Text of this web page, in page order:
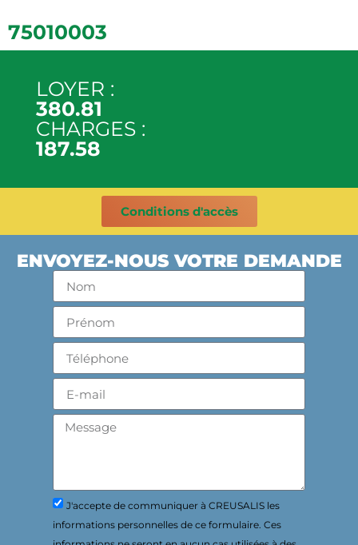
75010003
LOYER :
380.81
CHARGES :
187.58
Conditions d'accès
ENVOYEZ-NOUS VOTRE DEMANDE
J'accepte de communiquer à CREUSALIS les
informations personnelles de ce formulaire. Ces